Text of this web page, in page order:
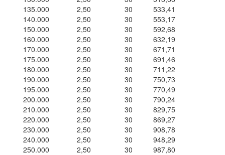
135.000
2,50 30
533,41
140.000
2,50 30
553,17
150.000
2,50 30
592,68
160.000
2,50 30
632,19
170.000
2,50 30
671,71
175.000
2,50 30
691,46
180.000
2,50 30
711,22
190.000
2,50 30
750,73
195.000
2,50 30
770,49
200.000
2,50 30
790,24
210.000
2,50 30
829,75
220.000
2,50 30
869,27
230.000
2,50 30
908,78
240.000
2,50 30
948,29
250.000
2,50 30 987,80